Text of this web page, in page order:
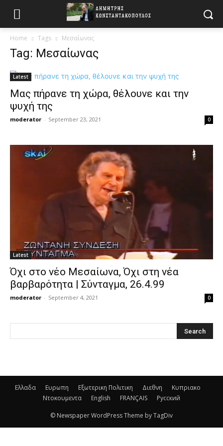
Home Tags Μεσαίωνας
Tag: Μεσαίωνας
Latest
Μας πήρανε τη χώρα, θέλουνε και την
ψυχή της
moderator - September 23, 2021 0
Latest
Όχι στο νέο Μεσαίωνα, Όχι στη νέα
βαρβαρότητα | Σύνταγμα, 26.4.99
moderator - September 4, 2021 0
Ελλαδα Ευρωπη Εξωτερικη Πολιτικη Διεθνη
Κυπριακο
Ντοκουμεντα
English FRANÇAIS Русский
© Newspaper WordPress Theme by TagDiv